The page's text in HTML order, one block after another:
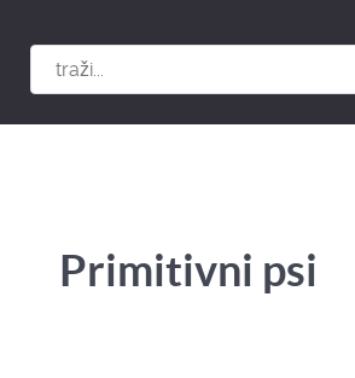
Primitivni psi